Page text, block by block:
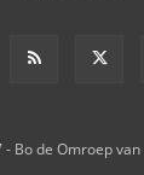
Bo de Omroep